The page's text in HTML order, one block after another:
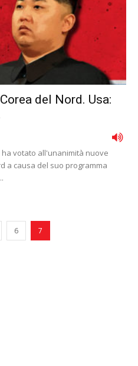
del Nord. Usa:
ha votato all'unanimità nuove
a causa del suo programma
6 7